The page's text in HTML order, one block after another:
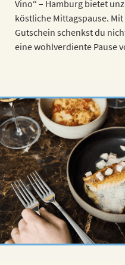
Vino“ – Hamburg bietet
köstliche Mittagspause.
Gutschein schenkst du
eine wohlverdiente Pause